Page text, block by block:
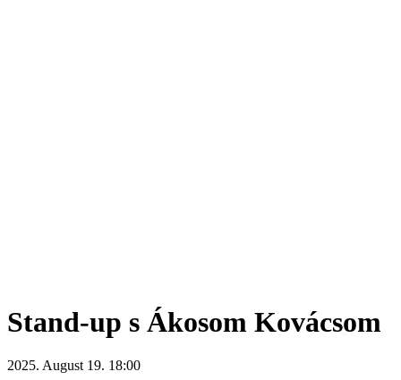
Stand-up s Ákosom Kovácsom
2025. August 19. 18:00